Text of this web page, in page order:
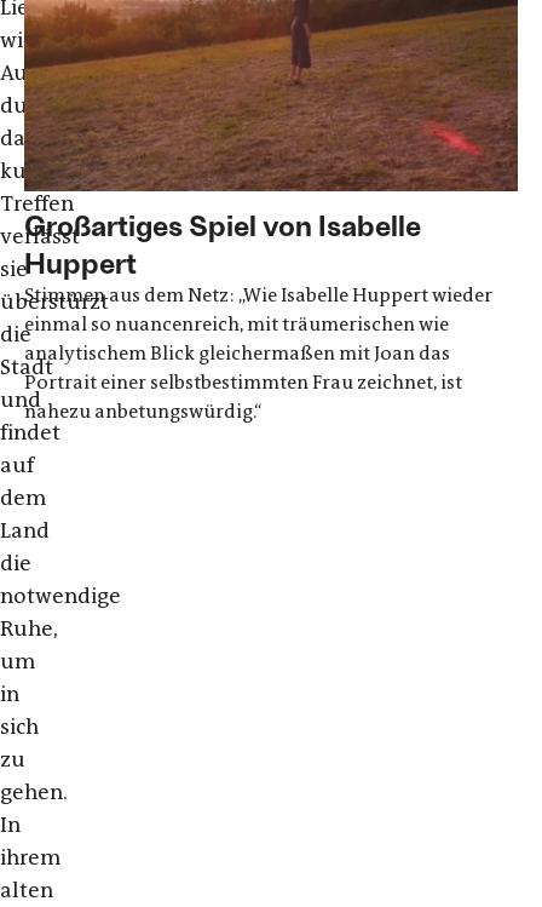
Liebe
wieder.
Aufgewühlt
durch
das
kurze
Treffen
verlässt
sie
überstürzt
die
Stadt
und
findet
auf
dem
Land
die
notwendige
Ruhe,
um
in
sich
zu
gehen.
In
ihrem
alten
Großartiges Spiel von Isabelle
Huppert
Stimmen aus dem Netz: „Wie Isabelle Huppert wieder
einmal so nuancenreich, mit träumerischen wie
analytischem Blick gleichermaßen mit Joan das
Portrait einer selbstbestimmten Frau zeichnet, ist
nahezu anbetungswürdig.“